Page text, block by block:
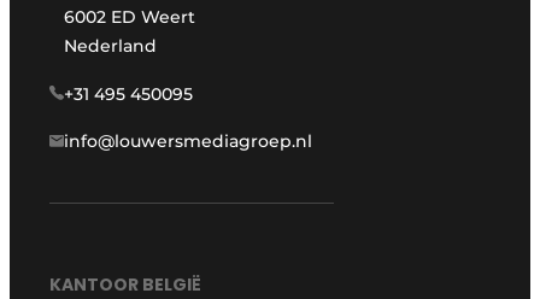
6002 ED Weert
Nederland
+31 495 450095
info@louwersmediagroep.nl
KANTOOR BELGIË